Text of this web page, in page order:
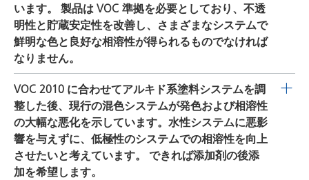
的な指令を満たします。BYK-1710は導入が容易であ
り、製造工程の全段階で使用可能です。
います。 製品は VOC 準拠を必要としており、不透
明性と貯蔵安定性を改善し、さまざまなシステムで
鮮明な色と良好な相溶性が得られるものでなければ
なりません。
VOC 準拠のピグメントコンセントレートの開発のために
は、DISPERBYK-2060、2061、-2062の一連の製品の使用
を強く推奨します。 グリコール含有の水系用ピグメント
コンセントレートを使用するとき、これらの製品の中で
混色システム用顔料の種類に制限はありません。 色受容
相溶性、性、色の濃さの発現に優れていることが、水性
VOC 2010 に合わせてアルキド系塗料システムを調
整した後、現行の混色システムが発色および相溶性
の大幅な悪化を示しています。水性システムに悪影
響を与えずに、低極性のシステムでの相溶性を向上
させたいと考えています。 できれば添加剤の後添
加を希望します。